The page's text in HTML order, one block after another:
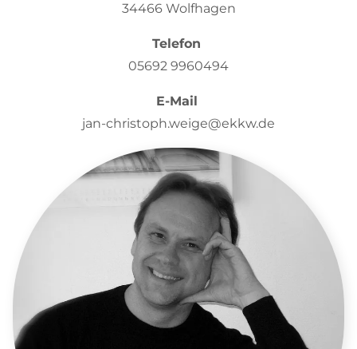
34466 Wolfhagen
Telefon
05692 9960494
E-Mail
jan-christoph.weige@ekkw.de